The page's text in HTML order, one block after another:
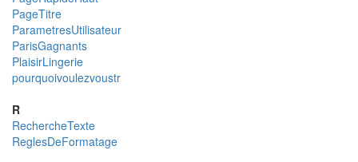
PageTitre
ParametresUtilisateur
ParisGagnants
PlaisirLingerie
pourquoivoulezvoustr
R
RechercheTexte
ReglesDeFormatage